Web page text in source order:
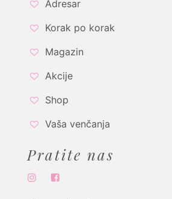
Adresar
Korak po korak
Magazin
Akcije
Shop
Vaša venčanja
Pratite nas